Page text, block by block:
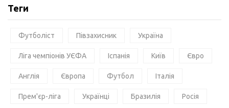
Теги
Футболіст Півзахисник Україна
Ліга чемпіонів УЄФА Іспанія Київ Євро
Англія Європа Футбол Італія
Прем'єр-ліга Українці Бразилія Росія